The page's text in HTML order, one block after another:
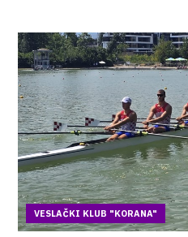
VESLAČKI KLUB "KORANA"